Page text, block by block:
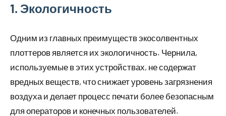
1. Экологичность
Одним из главных преимуществ экосолвентных
плоттеров является их экологичность. Чернила,
используемые в этих устройствах, не содержат
вредных веществ, что снижает уровень загрязнения
воздуха и делает процесс печати более безопасным
для операторов и конечных пользователей.